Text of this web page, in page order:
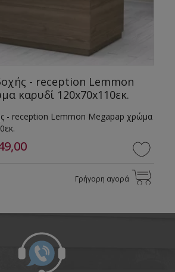
- reception Lemmon
καρυδί 120x70x110εκ.
- reception Lemmon Megapap χρώμα
Γρήγορη αγορά